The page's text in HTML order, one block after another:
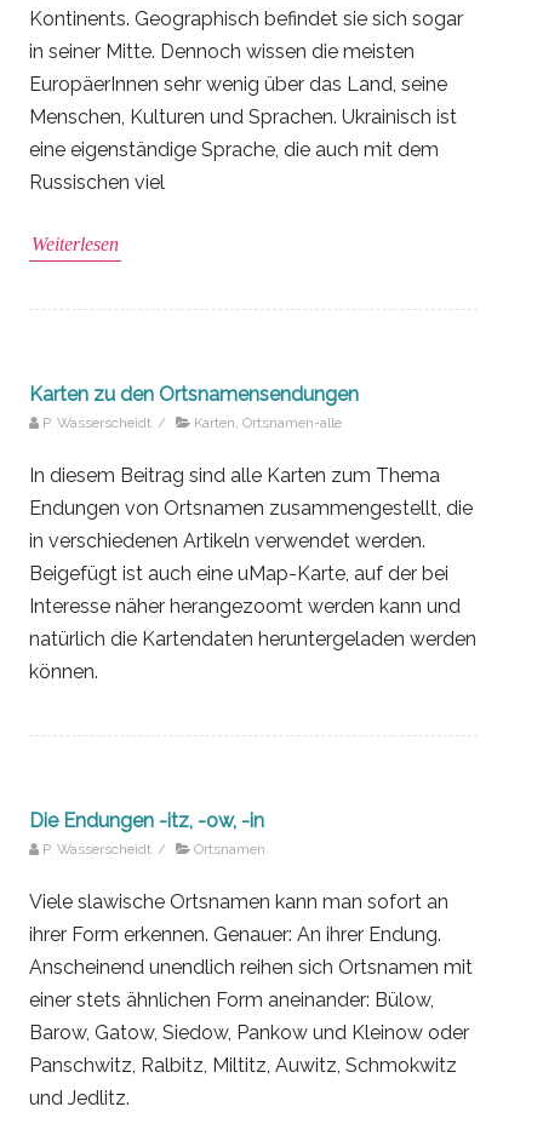
Kontinents. Geographisch befindet sie sich sogar
in seiner Mitte. Dennoch wissen die meisten
EuropäerInnen sehr wenig über das Land, seine
Menschen, Kulturen und Sprachen. Ukrainisch ist
eine eigenständige Sprache, die auch mit dem
Russischen viel
Weiterlesen
Karten zu den Ortsnamensendungen
P. Wasserscheidt / Karten, Ortsnamen-alle
In diesem Beitrag sind alle Karten zum Thema
Endungen von Ortsnamen zusammengestellt, die
in verschiedenen Artikeln verwendet werden.
Beigefügt ist auch eine uMap-Karte, auf der bei
Interesse näher herangezoomt werden kann und
natürlich die Kartendaten heruntergeladen werden
können.
Die Endungen -itz, -ow, -in
P. Wasserscheidt / Ortsnamen
Viele slawische Ortsnamen kann man sofort an
ihrer Form erkennen. Genauer: An ihrer Endung.
Anscheinend unendlich reihen sich Ortsnamen mit
einer stets ähnlichen Form aneinander: Bülow,
Barow, Gatow, Siedow, Pankow und Kleinow oder
Panschwitz, Ralbitz, Miltitz, Auwitz, Schmokwitz
und Jedlitz.